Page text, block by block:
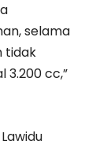
selama
tidak
3.200 cc,”